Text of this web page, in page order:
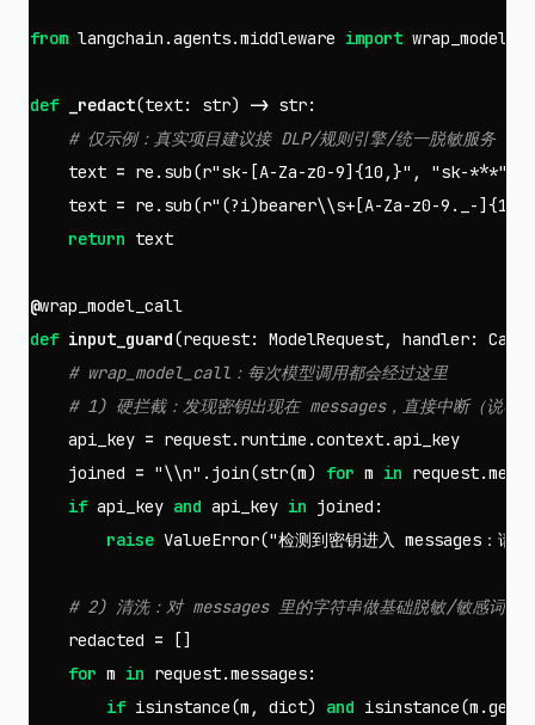
from langchain.agents.middleware import
def _redact(text: str) -> str:
text = re . sub(r"sk-[A-Za-z0-9]{10,}" , "sk-***"
text = re . sub(r"(?i)bearer\\s+[A-Za-z0-9._-
return text
@wrap_model_call
def input_guard(request: ModelRequest, handler:
api_key = request. runtime .context.api_key
joined = "\\n" . join(str(m) for m in request.
if api_key and api_key in joined :
raise ValueError("检测到密钥进入 messages：
redacted =
[]
for m in request.messages:
if isinstance(m , dict) and isinstance(m .get